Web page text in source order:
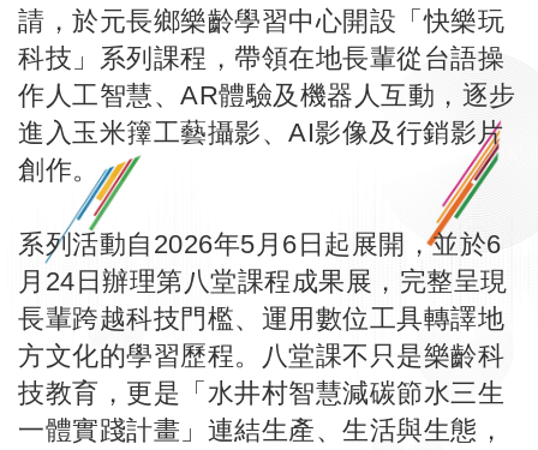
請，於元長鄉樂齡學習中心開設「快樂玩
科技」系列課程，帶領在地長輩從台語操
作人工智慧、AR體驗及機器人互動，逐步
進入玉米籜工藝攝影、AI影像及行銷影片
創作。
系列活動自2026年5月6日起展開，並於6
月24日辦理第八堂課程成果展，完整呈現
長輩跨越科技門檻、運用數位工具轉譯地
方文化的學習歷程。八堂課不只是樂齡科
技教育，更是「水井村智慧減碳節水三生
一體實踐計畫」連結生產、生活與生態，